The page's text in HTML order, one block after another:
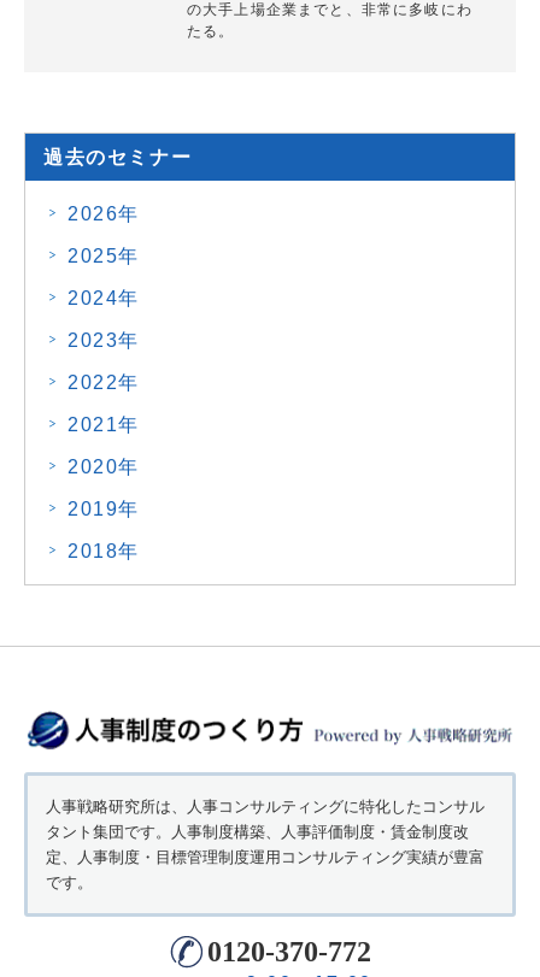
の大手上場企業までと、非常に多岐にわ
たる。
過去のセミナー
2026年
2025年
2024年
2023年
2022年
2021年
2020年
2019年
2018年
人事戦略研究所は、人事コンサルティングに特化したコンサル
タント集団です。人事制度構築、人事評価制度・賃金制度改
定、人事制度・目標管理制度運用コンサルティング実績が豊富
です。
0120-370-772